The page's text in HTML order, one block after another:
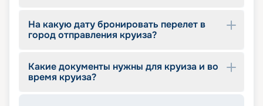
На какую дату бронировать перелет в
город отправления круиза?
Какие документы нужны для круиза и во
время круиза?